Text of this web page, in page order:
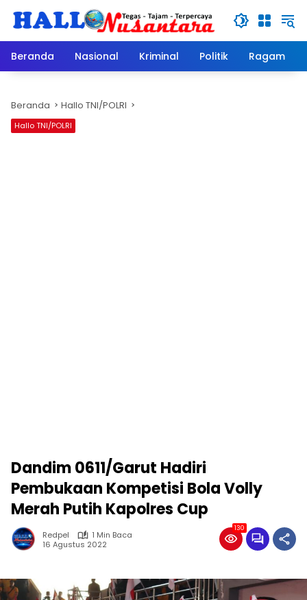
Beranda
Nasional Kriminal Politik Ragam
Beranda Hallo TNI/POLRI
Hallo TNI/POLRI
Dandim 0611/Garut Hadiri
Pembukaan Kompetisi Bola Volly
Merah Putih Kapolres Cup
Redpel
1 Min Baca
16 Agustus 2022
130